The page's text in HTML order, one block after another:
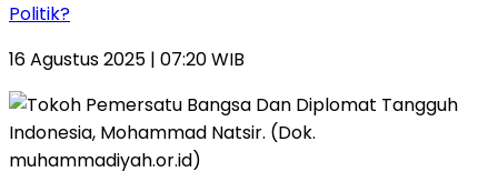
Politik?
16 Agustus 2025 | 07:20 WIB